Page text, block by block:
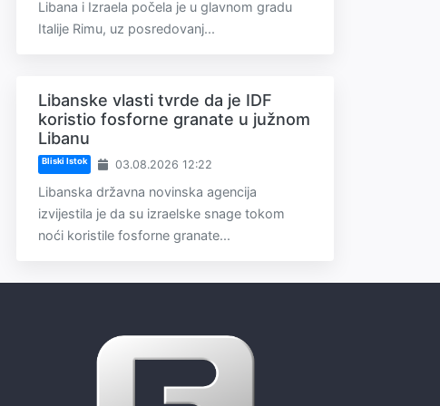
Libana i Izraela počela je u glavnom gradu
Italije Rimu, uz posredovanj...
Libanske vlasti tvrde da je IDF
koristio fosforne granate u južnom
Libanu
Bliski Istok 03.08.2026 12:22
Libanska državna novinska agencija
izvijestila je da su izraelske snage tokom
noći koristile fosforne granate...